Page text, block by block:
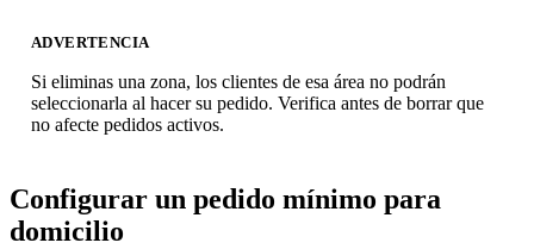
ADVERTENCIA
Si eliminas una zona, los clientes de esa área no podrán
seleccionarla al hacer su pedido. Verifica antes de borrar que
no afecte pedidos activos.
Configurar un pedido mínimo para
domicilio